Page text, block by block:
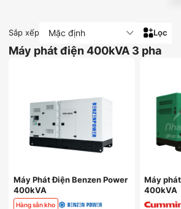
Máy phát điện 400kVA 3 pha
Sắp xếp Mặc định Lọc
Máy Phát Điện Benzen Power
400kVA
Hàng sẵn kho
Máy
400kVA